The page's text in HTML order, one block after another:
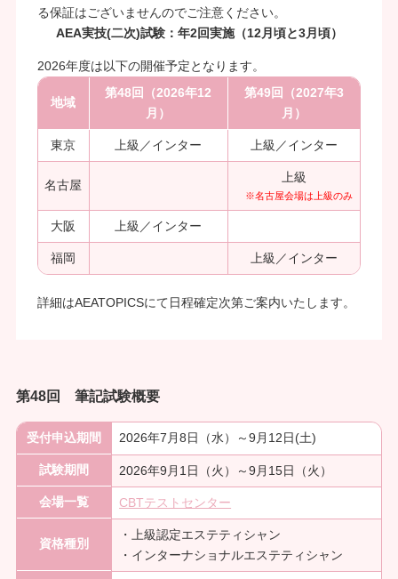
る保証はございませんのでご注意ください。
AEA実技(二次)試験：年2回実施（12月頃と3月頃）
2026年度は以下の開催予定となります。
地域
第48回（2026年12
月）
第49回（2027年3
月）
東京 上級／インター 上級／インター
名古屋
上級
※名古屋会場は上級のみ
大阪 上級／インター
福岡 上級／インター
詳細はAEATOPICSにて日程確定次第ご案内いたします。
第48回 筆記試験概要
受付申込期間 2026年7月8日（水）～9月12日(土)
試験期間 2026年9月1日（火）～9月15日（火）
会場一覧 CBTテストセンター
資格種別
・上級認定エステティシャン
・インターナショナルエステティシャン